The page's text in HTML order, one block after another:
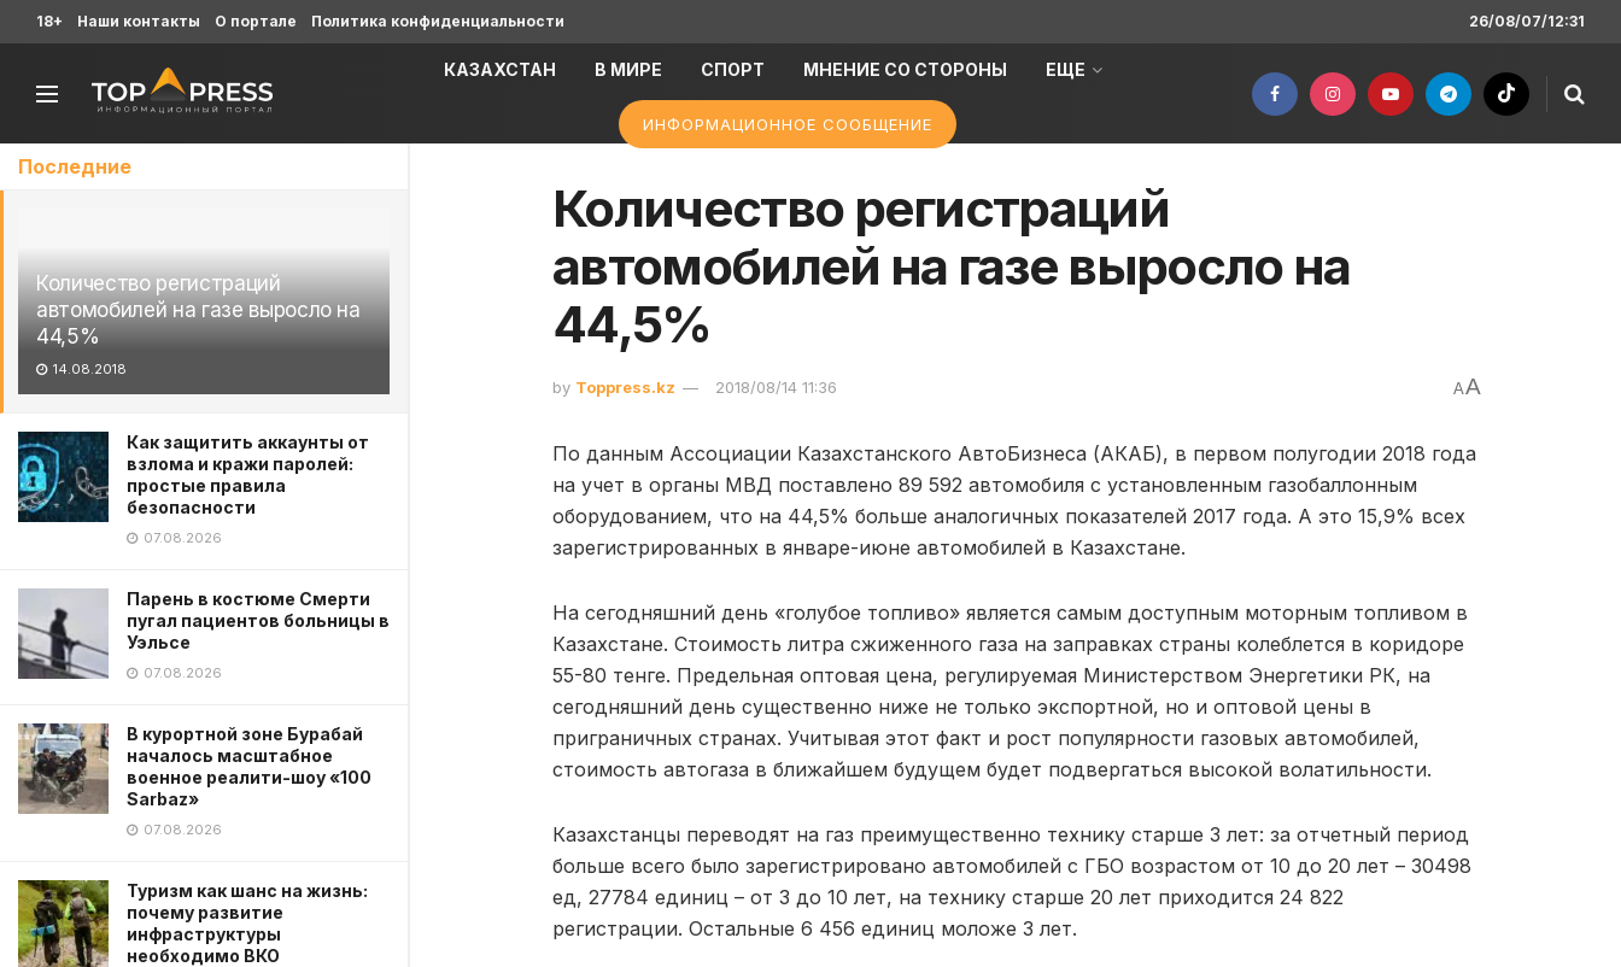
Последние
Количество регистраций
автомобилей на газе выросло на
44,5%
14.08.2018
Как защитить аккаунты от
взлома и кражи паролей:
простые правила
безопасности
07.08.2026
Парень в костюме Смерти
пугал пациентов больницы в
Уэльсе
07.08.2026
В курортной зоне Бурабай
началось масштабное
военное реалити-шоу «100
Sarbaz»
07.08.2026
Туризм как шанс на жизнь:
почему развитие
инфраструктуры
необходимо ВКО
18+ Наши контакты О портале Политика конфиденциальности 26/08/07/12:31
КАЗАХСТАН В МИРЕ СПОРТ МНЕНИЕ СО СТОРОНЫ ЕЩЕ
ИНФОРМАЦИОННОЕ СООБЩЕНИЕ
Количество регистраций
автомобилей на газе выросло на
44,5%
by Toppress.kz 2018/08/14 11:36 AA
По данным Ассоциации Казахстанского АвтоБизнеса (АКАБ), в первом полугодии 2018 года
на учет в органы МВД поставлено 89 592 автомобиля с установленным газобаллонным
оборудованием, что на 44,5% больше аналогичных показателей 2017 года. А это 15,9% всех
зарегистрированных в январе-июне автомобилей в Казахстане.
На сегодняшний день «голубое топливо» является самым доступным моторным топливом в
Казахстане. Стоимость литра сжиженного газа на заправках страны колеблется в коридоре
55-80 тенге. Предельная оптовая цена, регулируемая Министерством Энергетики РК, на
сегодняшний день существенно ниже не только экспортной, но и оптовой цены в
приграничных странах. Учитывая этот факт и рост популярности газовых автомобилей,
стоимость автогаза в ближайшем будущем будет подвергаться высокой волатильности.
Казахстанцы переводят на газ преимущественно технику старше 3 лет: за отчетный период
больше всего было зарегистрировано автомобилей с ГБО возрастом от 10 до 20 лет – 30498
ед, 27784 единиц – от 3 до 10 лет, на технику старше 20 лет приходится 24 822
регистрации. Остальные 6 456 единиц моложе 3 лет.